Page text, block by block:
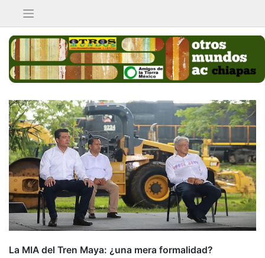
contenido
La MIA del Tren Maya: ¿una mera formalidad?